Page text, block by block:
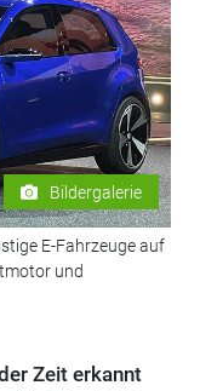
Bildergalerie
E-Fahrzeuge auf
und
Zeit erkannt